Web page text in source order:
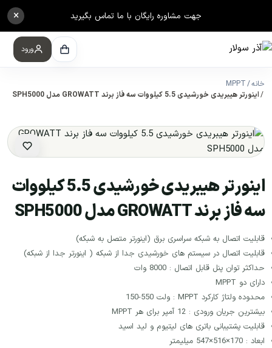
جهت مشاوره رایگان با ما تماس بگیرید ×
ورود
خانه MPPT
اینورتر هیبریدی خورشیدی 5.5 کیلووات سه فاز برند GROWATT مدل SPH5000
اینورتر هیبریدی خورشیدی 5.5 کیلووات
سه فاز برند GROWATT مدل SPH5000
قابلیت اتصال به شبکه سراسری برق (اینورتر متصل به شبکه)
قابلیت اتصال در سیستم های خورشیدی جدا از شبکه ( اینورتر جدا از شبکه)
حداکثر توان پنل قابل اتصال : 8000 وات
دارای دو MPPT
محدوده ولتاژ کارکرد MPPT : ولت 550-150
بیشترین جریان ورودی : 12 آمپر برای هر MPPT
قابلیت پشتیبانی باتری های لیتیوم و لید اسید
ابعاد : 170×516×547 میلیمتر